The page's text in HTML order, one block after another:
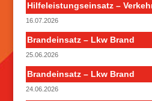
Hilfeleistungseinsatz –
16.07.2026
Brandeinsatz – Lkw Brand
25.06.2026
Brandeinsatz – Lkw Brand
24.06.2026